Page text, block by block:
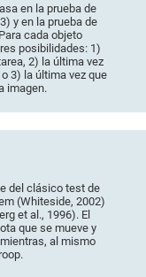
en la prueba de
y en la prueba de
cada objeto
posibilidades: 1)
2) la última vez
3) la última vez que
imagen.
del clásico test de
(Whiteside, 2002)
et al., 1996). El
que se mueve y
al mismo